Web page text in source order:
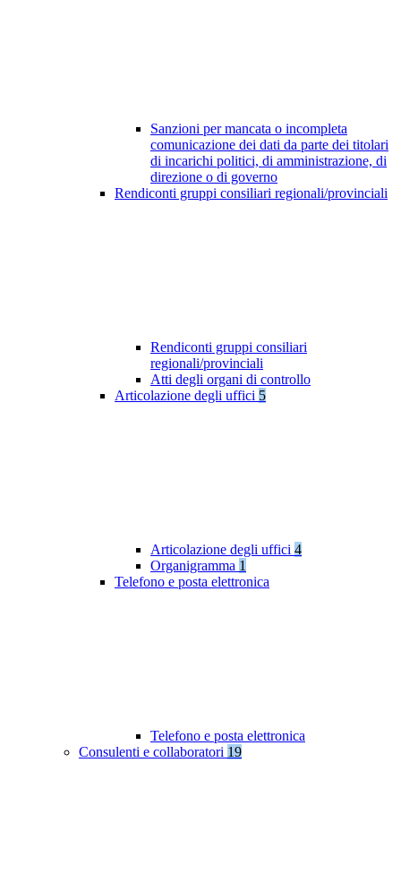
Sanzioni per mancata o incompleta
comunicazione dei dati da parte dei titolari
di incarichi politici, di amministrazione, di
direzione o di governo
Rendiconti gruppi consiliari regionali/provinciali
Rendiconti gruppi consiliari
regionali/provinciali
Atti degli organi di controllo
Articolazione degli uffici 5
Articolazione degli uffici 4
Organigramma 1
Telefono e posta elettronica
Telefono e posta elettronica
Consulenti e collaboratori 19